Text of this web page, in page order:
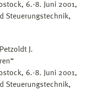
6.-8. Juni 2001,
Steuerungstechnik,
J.
6.-8. Juni 2001,
Steuerungstechnik,